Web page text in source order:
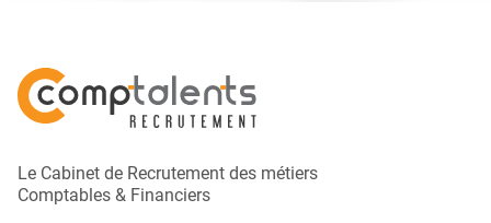
Le Cabinet de Recrutement des métiers
Comptables & Financiers